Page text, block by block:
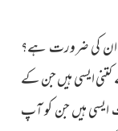
ان کی ضرورتہے؟
ایسی ہیں جن کے
ایسی ہیں جن کو آپ